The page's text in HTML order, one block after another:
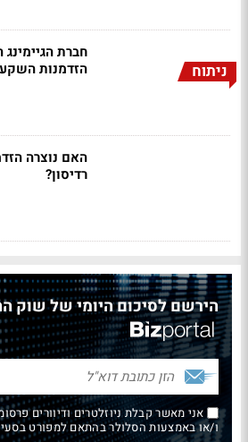
ניתוח
חברת
הזדמנות
האם נוצרה
רדיסון?
הירשם לסיכום היומי של שוק
אני מאשר קבלת ניוזלטרים ודיוורים
ו/או באמצעות הסלולר בהתאם למפורט בסעיף 10 בתנאי